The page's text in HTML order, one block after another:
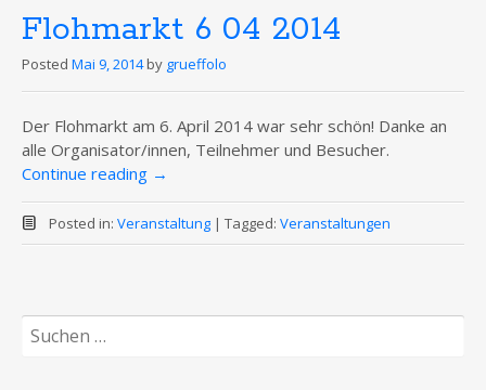
Flohmarkt 6 04 2014
Posted Mai 9, 2014 by grueffolo
Der Flohmarkt am 6. April 2014 war sehr schön! Danke an
alle Organisator/innen, Teilnehmer und Besucher.
Continue reading →
Posted in: Veranstaltung | Tagged: Veranstaltungen
Suchen
nach: